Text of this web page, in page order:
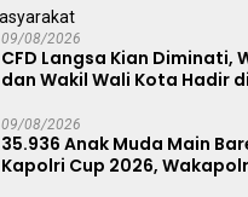
09/08/2026
CFD Langsa Kian Diminati,
dan Wakil Wali Kota Hadir
09/08/2026
35.936 Anak Muda Main
Kapolri Cup 2026,